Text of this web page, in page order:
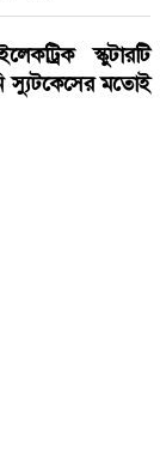
স্কুটারটি
স্যুটকেসের মতোই